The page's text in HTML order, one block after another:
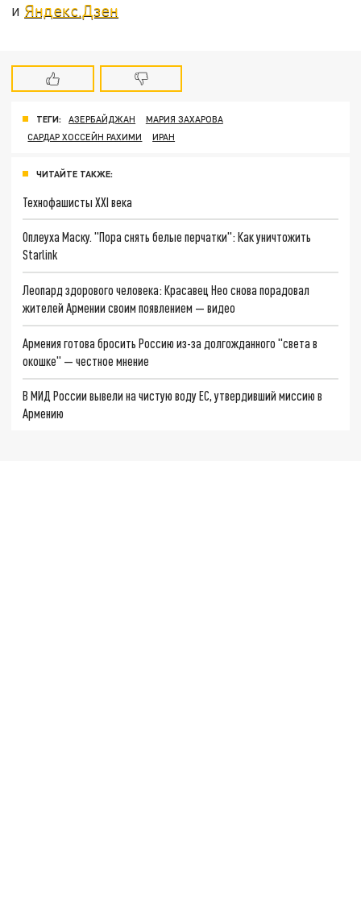
и Яндекс.Дзен
ТЕГИ: АЗЕРБАЙДЖАН
МАРИЯ ЗАХАРОВА
САРДАР ХОССЕЙН РАХИМИ
ИРАН
ЧИТАЙТЕ ТАКЖЕ:
Технофашисты XXI века
Оплеуха Маску. "Пора снять белые перчатки": Как уничтожить
Starlink
Леопард здорового человека: Красавец Нео снова порадовал
жителей Армении своим появлением — видео
Армения готова бросить Россию из-за долгожданного "света в
окошке" — честное мнение
В МИД России вывели на чистую воду ЕС, утвердивший миссию в
Армению